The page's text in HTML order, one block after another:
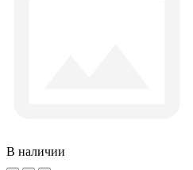
В наличии